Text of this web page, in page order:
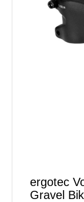
ergotec
Gravel